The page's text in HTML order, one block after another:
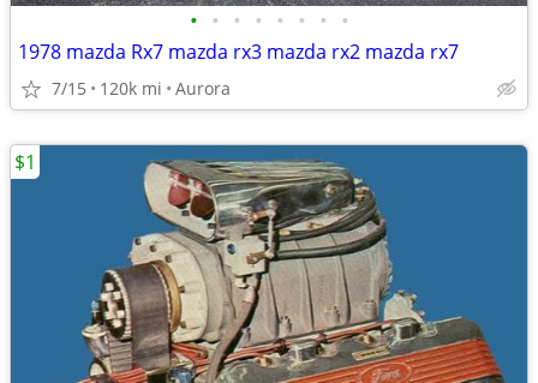
• • • • • • • •
1978 mazda Rx7 mazda rx3 mazda rx2 mazda rx7
7/15 120k mi Aurora
$1